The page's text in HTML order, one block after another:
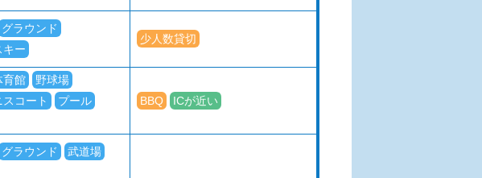
グラウンド
キー
少人数貸切
育館
野球場
スコート
プール
BBQ ICが近い
グラウンド
武道場